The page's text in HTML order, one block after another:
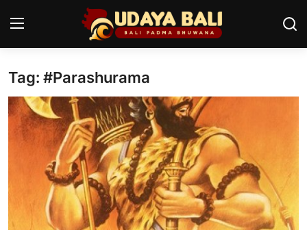
Home
Pura
Desa Adat
Kearifan lokal
Tag: #Parashurama